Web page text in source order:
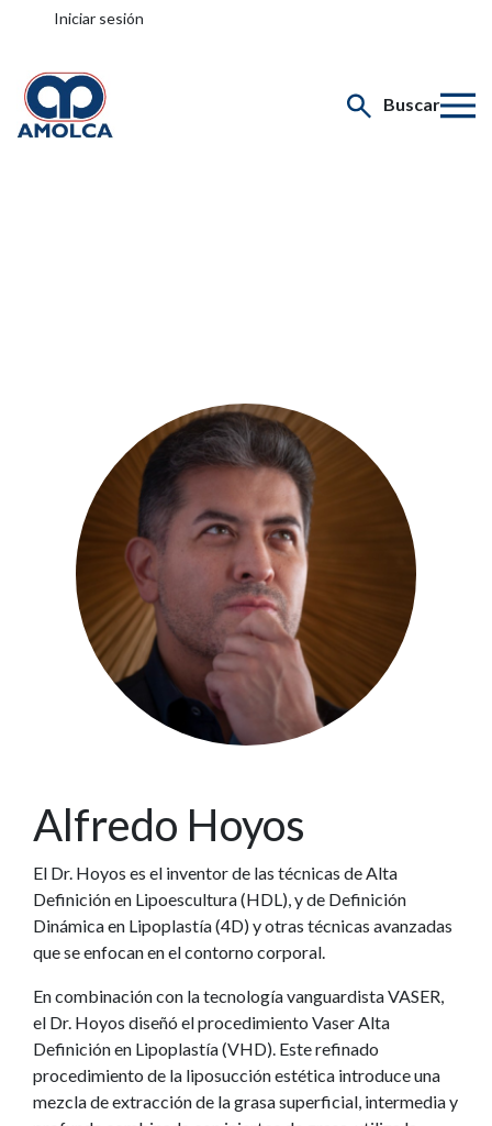
Iniciar sesión
Buscar
Alfredo Hoyos
El Dr. Hoyos es el inventor de las técnicas de Alta
Definición en Lipoescultura (HDL), yde Definición
Dinámica en Lipoplastía (4D) y otras técnicas avanzadas
que se enfocan en elcontorno corporal.
En combinación con la tecnología vanguardista VASER,
el Dr. Hoyos diseñó el procedimiento VaserAlta
Definición en Lipoplastía (VHD). Este refinado
procedimiento de la liposucción estética introduceuna
mezcla de extracción de la grasa superficial, intermedia y